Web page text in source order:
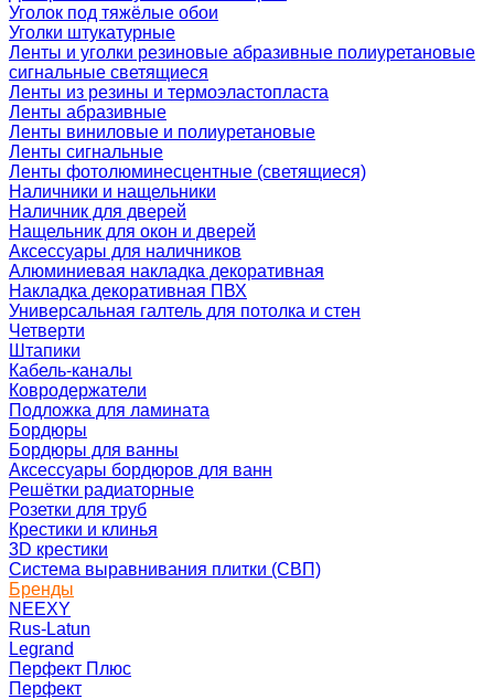
Уголок под тяжёлые обои
Уголки штукатурные
Ленты и уголки резиновые абразивные полиуретановые
сигнальные светящиеся
Ленты из резины и термоэластопласта
Ленты абразивные
Ленты виниловые и полиуретановые
Ленты сигнальные
Ленты фотолюминесцентные (светящиеся)
Наличники и нащельники
Наличник для дверей
Нащельник для окон и дверей
Аксессуары для наличников
Алюминиевая накладка декоративная
Накладка декоративная ПВХ
Универсальная галтель для потолка и стен
Четверти
Штапики
Кабель-каналы
Ковродержатели
Подложка для ламината
Бордюры
Бордюры для ванны
Аксессуары бордюров для ванн
Решётки радиаторные
Розетки для труб
Крестики и клинья
3D крестики
Система выравнивания плитки (СВП)
Бренды
NEEXY
Rus-Latun
Legrand
Перфект Плюс
Перфект